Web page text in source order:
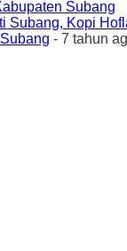
Subang, Kopi
- 7 tahun